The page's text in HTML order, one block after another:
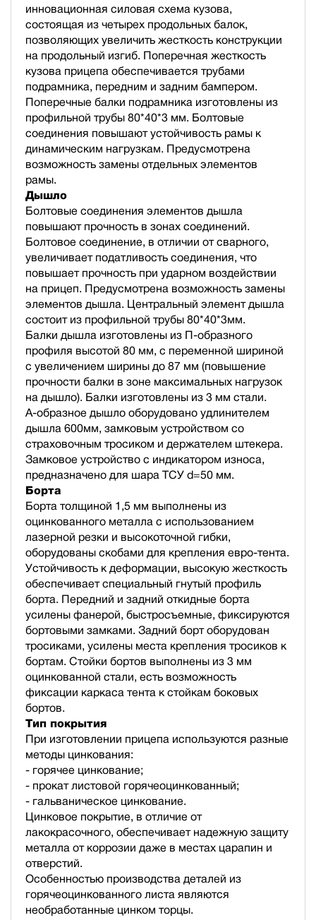
инновационная силовая схема кузова,
состоящая из четырех продольных балок,
позволяющих увеличить жесткость конструкции
на продольный изгиб. Поперечная жесткость
кузова прицепа обеспечивается трубами
подрамника, передним и задним бампером.
Поперечные балки подрамника изготовлены из
профильной трубы 80*40*3 мм. Болтовые
соединения повышают устойчивость рамы к
динамическим нагрузкам. Предусмотрена
возможность замены отдельных элементов
рамы.
Дышло
Болтовые соединения элементов дышла
повышают прочность в зонах соединений.
Болтовое соединение, в отличии от сварного,
увеличивает податливость соединения, что
повышает прочность при ударном воздействии
на прицеп. Предусмотрена возможность замены
элементов дышла. Центральный элемент дышла
состоит из профильной трубы 80*40*3мм.
Балки дышла изготовлены из П-образного
профиля высотой 80 мм, с переменной шириной
с увеличением ширины до 87 мм (повышение
прочности балки в зоне максимальных нагрузок
на дышло). Балки изготовлены из 3 мм стали.
А-образное дышло оборудовано удлинителем
дышла 600мм, замковым устройством со
страховочным тросиком и держателем штекера.
Замковое устройство с индикатором износа,
предназначено для шара ТСУ d=50 мм.
Борта
Борта толщиной 1,5 мм выполнены из
оцинкованного металла с использованием
лазерной резки и высокоточной гибки,
оборудованы скобами для крепления евро-тента.
Устойчивость к деформации, высокую жесткость
обеспечивает специальный гнутый профиль
борта. Передний и задний откидные борта
усилены фанерой, быстросъемные, фиксируются
бортовыми замками. Задний борт оборудован
тросиками, усилены места крепления тросиков к
бортам. Стойки бортов выполнены из 3 мм
оцинкованной стали, есть возможность
фиксации каркаса тента к стойкам боковых
бортов.
Тип покрытия
При изготовлении прицепа используются разные
методы цинкования:
- горячее цинкование;
- прокат листовой горячеоцинкованный;
- гальваническое цинкование.
Цинковое покрытие, в отличие от
лакокрасочного, обеспечивает надежную защиту
металла от коррозии даже в местах царапин и
отверстий.
Особенностью производства деталей из
горячеоцинкованного листа являются
необработанные цинком торцы.